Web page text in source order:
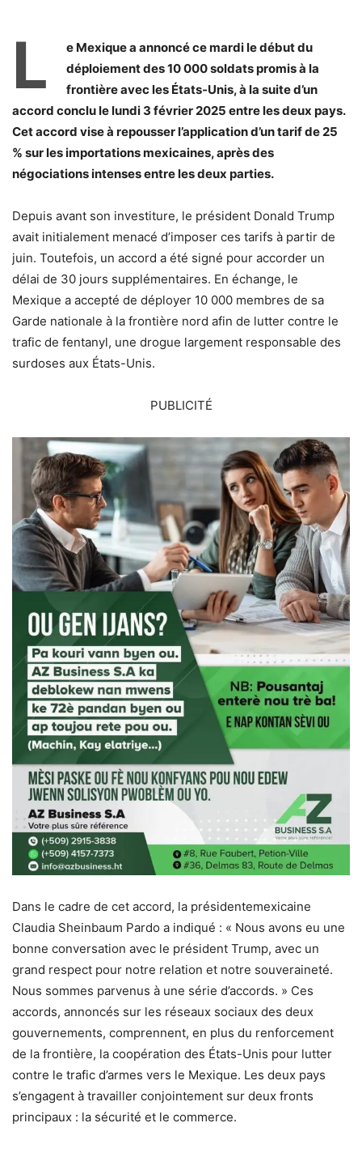
L
e Mexique a annoncé ce mardi le début du
déploiement des 10 000 soldats promis à la
frontière avec les États-Unis, à la suite d’un
accord conclu le lundi 3 février 2025 entre les deux pays.
Cet accord vise à repousser l’application d’un tarif de 25
% sur les importations mexicaines, après des
négociations intenses entre les deux parties.
Depuis avant son investiture, le président Donald Trump
avait initialement menacé d’imposer ces tarifs à partir de
juin. Toutefois, un accord a été signé pour accorder un
délai de 30 jours supplémentaires. En échange, le
Mexique a accepté de déployer 10 000 membres de sa
Garde nationale à la frontière nord afin de lutter contre le
trafic de fentanyl, une drogue largement responsable des
surdoses aux États-Unis.
PUBLICITÉ
Dans le cadre de cet accord, la présidentemexicaine
Claudia Sheinbaum Pardo a indiqué : « Nous avons eu une
bonne conversation avec le président Trump, avec un
grand respect pour notre relation et notre souveraineté.
Nous sommes parvenus à une série d’accords. » Ces
accords, annoncés sur les réseaux sociaux des deux
gouvernements, comprennent, en plus du renforcement
de la frontière, la coopération des États-Unis pour lutter
contre le trafic d’armes vers le Mexique. Les deux pays
s’engagent à travailler conjointement sur deux fronts
principaux : la sécurité et le commerce.